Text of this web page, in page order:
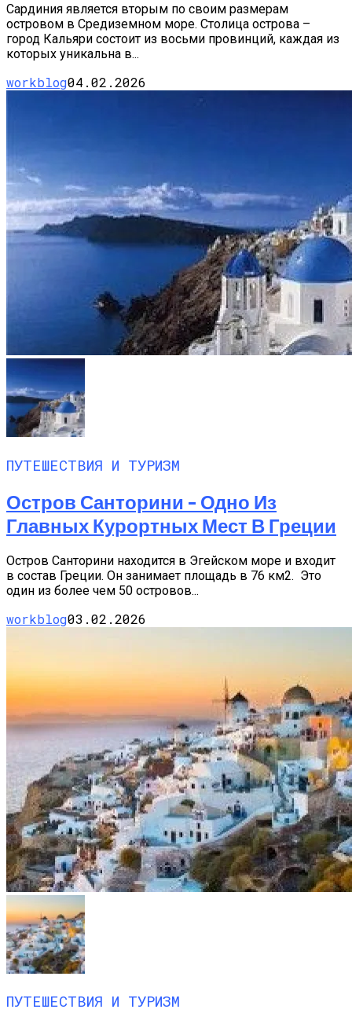
Сардиния является вторым по своим размерам
островом в Средиземном море. Столица острова –
город Кальяри состоит из восьми провинций, каждая из
которых уникальна в...
workblog04.02.2026
ПУТЕШЕСТВИЯ И ТУРИЗМ
Остров Санторини – Одно Из
Главных Курортных Мест В Греции
Остров Санторини находится в Эгейском море и входит
в состав Греции. Он занимает площадь в 76 км2. Это
один из более чем 50 островов...
workblog03.02.2026
ПУТЕШЕСТВИЯ И ТУРИЗМ